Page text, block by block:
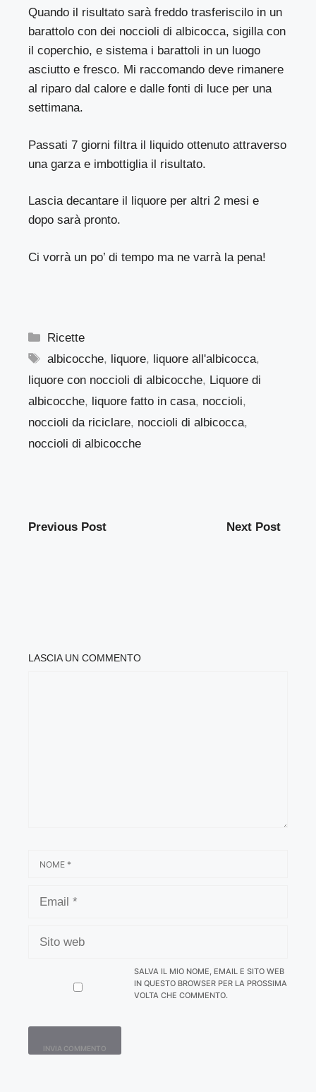
Quando il risultato sarà freddo trasferiscilo in un
barattolo con dei noccioli di albicocca, sigilla con
il coperchio, e sistema i barattoli in un luogo
asciutto e fresco. Mi raccomando deve rimanere
al riparo dal calore e dalle fonti di luce per una
settimana.
Passati 7 giorni filtra il liquido ottenuto attraverso
una garza e imbottiglia il risultato.
Lascia decantare il liquore per altri 2 mesi e
dopo sarà pronto.
Ci vorrà un po’ di tempo ma ne varrà la pena!
Categorie
Ricette
Tag
albicocche, liquore, liquore all'albicocca,
liquore con noccioli di albicocche, Liquore di
albicocche, liquore fatto in casa, noccioli,
noccioli da riciclare, noccioli di albicocca,
noccioli di albicocche
Previous Post Next Post
LASCIA UN COMMENTO
WEB
SALVA IL MIO NOME, EMAIL E SITO WEB
IN QUESTO BROWSER PER LA PROSSIMA
VOLTA CHE COMMENTO.